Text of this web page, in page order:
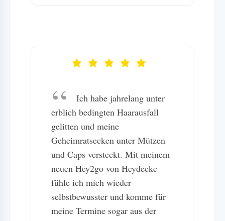
Ich habe jahrelang unter
erblich bedingten Haarausfall
gelitten und meine
Geheimratsecken unter Mützen
und Caps versteckt. Mit meinem
neuen Hey2go von Heydecke
fühle ich mich wieder
selbstbewusster und komme für
meine Termine sogar aus der